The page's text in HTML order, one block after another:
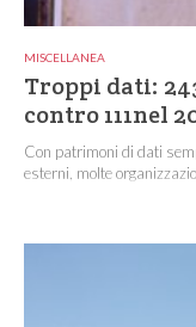
MISCELLANEA
Troppi dati:
contro 111nel
Con patrimoni di dati
esterni, molte